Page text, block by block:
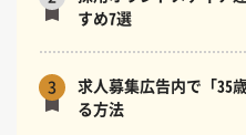
すめ7選
3
求人募集広告内で「35
る方法